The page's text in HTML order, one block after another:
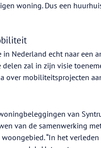
woning. Dus een
in Nederland echt naar een
zal in zijn visie
mobiliteitsprojecten
van
van de samenwerking
“In het